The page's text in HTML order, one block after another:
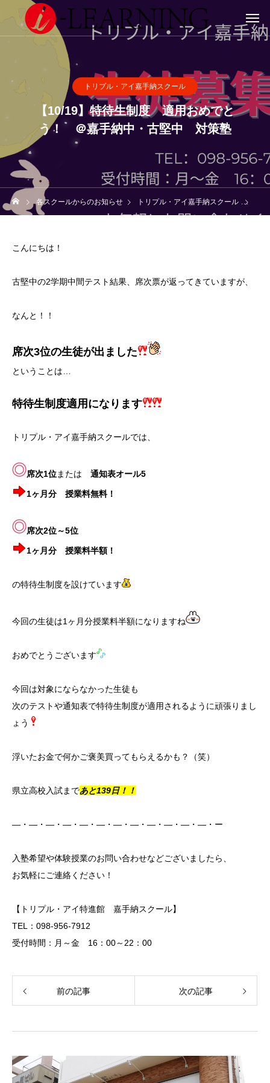
トリプル・アイ嘉手納スクール
【10/19】特待生制度 適用おめでと
う！ ＠嘉手納中・古堅中 対策塾
各スクールからのお知らせ トリプル・アイ嘉手納スクール
こんにちは！
古堅中の2学期中間テスト結果、席次票が返ってきていますが、
なんと！！
席次3位の生徒が出ました
ということは…
特待生制度適用になります
トリプル・アイ嘉手納スクールでは、
席次1位または 通知表オール5
1ヶ月分 授業料無料！
席次2位～5位
1ヶ月分 授業料半額！
の特待生制度を設けています
今回の生徒は1ヶ月分授業料半額になりますね
おめでとうございます
今回は対象にならなかった生徒も
次のテストや通知表で特待生制度が適用されるように頑張りまし
ょう
浮いたお金で何かご褒美買ってもらえるかも？（笑）
県立高校入試まであと139日！！
―・―・―・―・―・―・―・―・―・―・―・―・ー
入塾希望や体験授業のお問い合わせなどございましたら、
お気軽にご連絡ください！
【トリプル・アイ特進館 嘉手納スクール】
TEL：098-956-7912
受付時間：月～金 16：00～22：00
前の記事 次の記事